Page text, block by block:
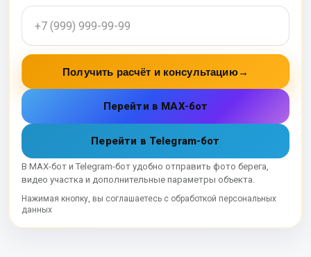
Получить расчёт и консультацию→
Перейти в MAX-бот
Перейти в Telegram-бот
В MAX-бот и Telegram-бот удобно отправить фото берега,
видео участка и дополнительные параметры объекта.
Нажимая кнопку, вы соглашаетесь с обработкой персональных
данных